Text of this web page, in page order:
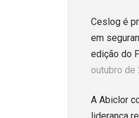
Ceslog é
em
edição do
outubro de
A Abiclor